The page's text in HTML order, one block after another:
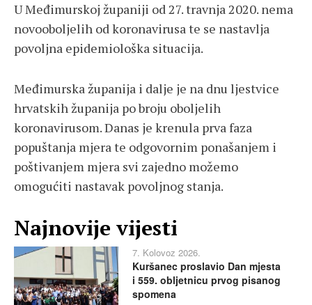
U Međimurskoj županiji od 27. travnja 2020. nema
novooboljelih od koronavirusa te se nastavlja
povoljna epidemiološka situacija.
Međimurska županija i dalje je na dnu ljestvice
hrvatskih županija po broju oboljelih
koronavirusom. Danas je krenula prva faza
popuštanja mjera te odgovornim ponašanjem i
poštivanjem mjera svi zajedno možemo
omogućiti nastavak povoljnog stanja.
Najnovije vijesti
7. Kolovoz 2026.
Kuršanec proslavio Dan mjesta
i 559. obljetnicu prvog pisanog
spomena